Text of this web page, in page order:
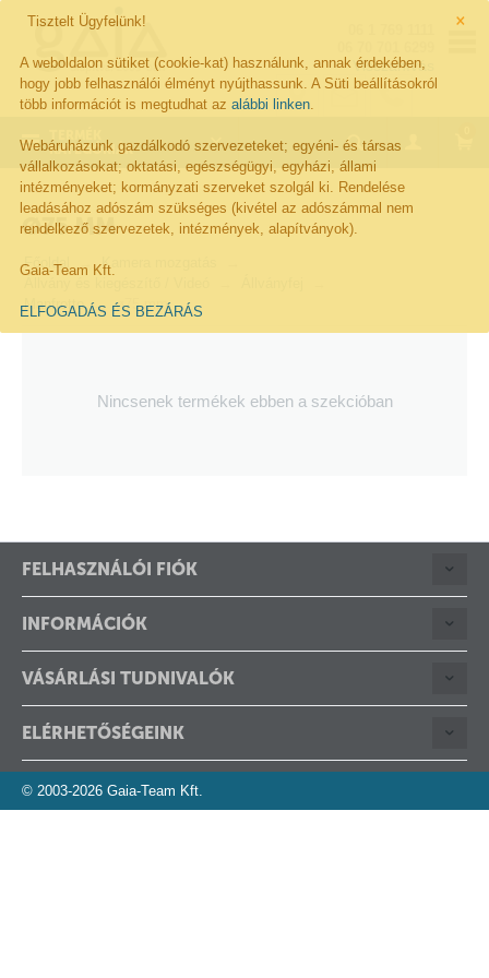
×
Tisztelt Ügyfelünk!
A weboldalon sütiket (cookie-kat) használunk, annak érdekében,
hogy jobb felhasználói élményt nyújthassunk. A Süti beállításokról
több információt is megtudhat az alábbi linken.
Webáruházunk gazdálkodó szervezeteket; egyéni- és társas
vállalkozásokat; oktatási, egészségügyi, egyházi, állami
intézményeket; kormányzati szerveket szolgál ki. Rendelése
leadásához adószám szükséges (kivétel az adószámmal nem
rendelkező szervezetek, intézmények, alapítványok).
Gaia-Team Kft.
ELFOGADÁS ÉS BEZÁRÁS
Visszahívás
KATEGÓRIÁK
Ø75 MM
Főoldal
Kamera mozgatás
Manfrotto
ø75 mm
Nincsenek termékek ebben a szekcióban
FELHASZNÁLÓI FIÓK
INFORMÁCIÓK
VÁSÁRLÁSI TUDNIVALÓK
ELÉRHETŐSÉGEINK
© 2003-2026 Gaia-Team Kft.